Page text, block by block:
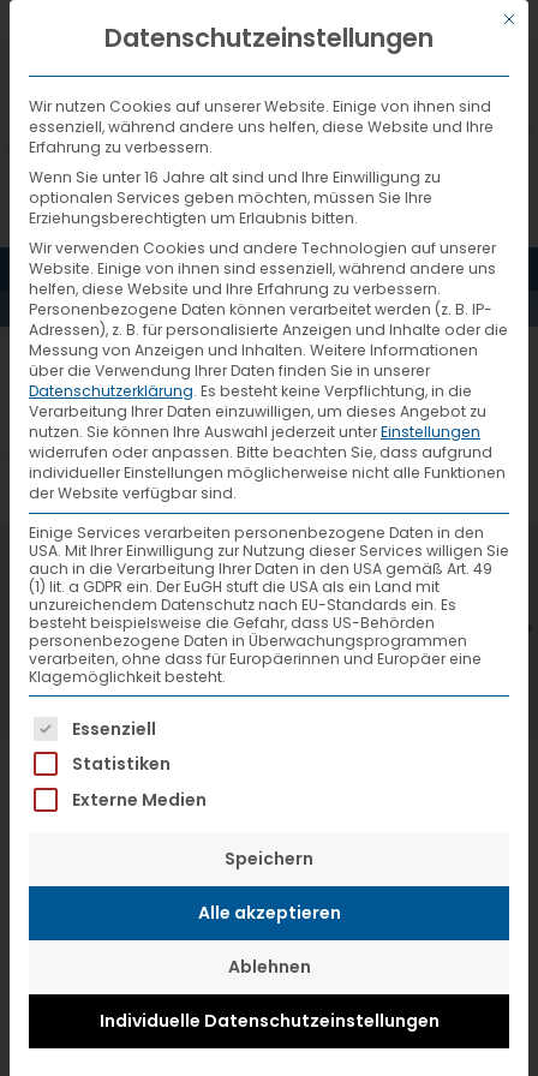
DEUTSCH
MENÜ
VTIEFHOLZ
7. Juli 2026
VTL hat neuen Aufsichtsrat gewählt
Mit
Datenschutzeinstellungen
Wir nutzen Cookies auf unserer Website. Einige von ihnen sind
essenziell, während andere uns helfen, diese Website und Ihre
Erfahrung zu verbessern.
Wenn Sie unter 16 Jahre alt sind und Ihre Einwilligung zu
optionalen Services geben möchten, müssen Sie Ihre
Erziehungsberechtigten um Erlaubnis bitten.
Wir verwenden Cookies und andere Technologien auf unserer
Website. Einige von ihnen sind essenziell, während andere uns
helfen, diese Website und Ihre Erfahrung zu verbessern.
Personenbezogene Daten können verarbeitet werden (z. B. IP-
Adressen), z. B. für personalisierte Anzeigen und Inhalte oder die
Messung von Anzeigen und Inhalten. Weitere Informationen
über die Verwendung Ihrer Daten finden Sie in unserer
Datenschutzerklärung. Es besteht keine Verpflichtung, in die
Verarbeitung Ihrer Daten einzuwilligen, um dieses Angebot zu
nutzen. Sie können Ihre Auswahl jederzeit unterEinstellungen
widerrufen oder anpassen. Bitte beachten Sie, dass aufgrund
individueller Einstellungen möglicherweise nicht alle Funktionen
der Website verfügbar sind.
Einige Services verarbeiten personenbezogene Daten in den
USA. Mit Ihrer Einwilligung zur Nutzung dieser Services willigen Sie
auch in die Verarbeitung Ihrer Daten in den USA gemäß Art. 49
(1) lit. a GDPR ein. Der EuGH stuft die USA als ein Land mit
unzureichendem Datenschutz nach EU-Standards ein. Es
besteht beispielsweise die Gefahr, dass US-Behörden
personenbezogene Daten in Überwachungsprogrammen
verarbeiten, ohne dass für Europäerinnen und Europäer eine
Klagemöglichkeit besteht.
Es folgt eine Liste der Service-Gruppen,
Essenziell
Statistiken
Externe Medien
Speichern
Alle akzeptieren
Ablehnen
Individuelle Datenschutzeinstellungen